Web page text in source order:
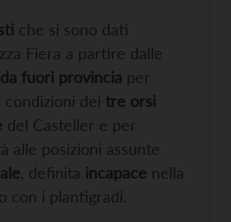
che si sono dati
Fiera a partire dalle
da fuori provincia per
dei tre orsi
del Casteller e per
alle posizioni assunte
, definita incapace nella
con i plantigradi.